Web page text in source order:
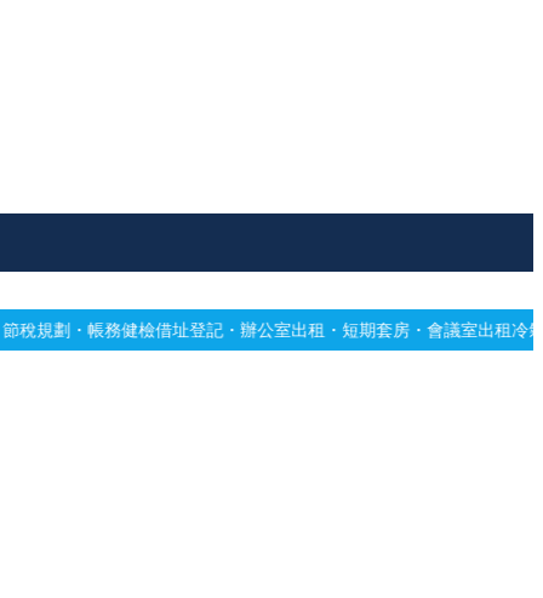
登記・辦公室出租・短期套房・會議室出租冷氣不冷有霉味？專業深